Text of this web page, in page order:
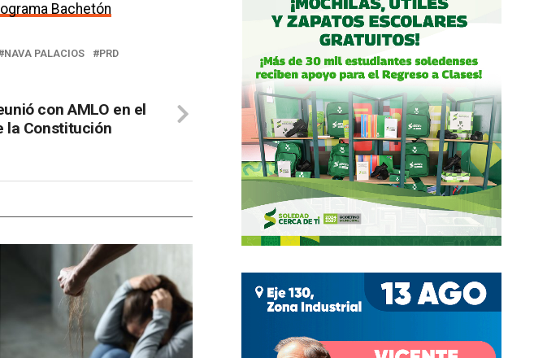
Bachetón
NAVA PALACIOS PRD
con AMLO en el
la Constitución